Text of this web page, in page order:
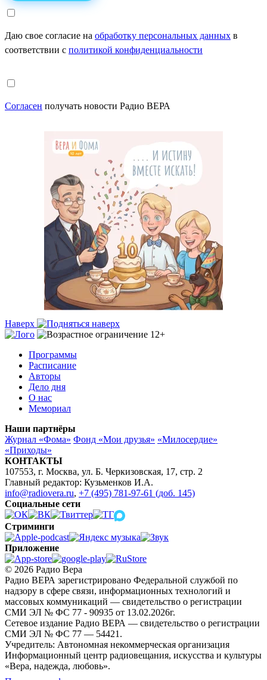
Даю свое согласие на обработку персональных данных в
соответствии с политикой конфиденциальности
Согласен получать новости Радио ВЕРА
Наверх
Программы
Расписание
Авторы
Дело дня
О нас
Мемориал
Наши партнёры
Журнал «Фома» Фонд «Мои друзья» «Милосердие»
«Приходы»
КОНТАКТЫ
107553, г. Москва, ул. Б. Черкизовская, 17, стр. 2
Главный редактор: Кузьменков И.А.
info@radiovera.ru, +7 (495) 781-97-61 (доб. 145)
Социальные сети
Стриминги
Приложение
© 2026 Радио Вера
Радио ВЕРА зарегистрировано Федеральной службой по
надзору в сфере связи, информационных технологий и
массовых коммуникаций — свидетельство о регистрации
СМИ ЭЛ № ФС 77 - 90935 от 13.02.2026г.
Сетевое издание Радио ВЕРА — свидетельство о регистрации
СМИ ЭЛ № ФС 77 — 54421.
Учредитель: Автономная некоммерческая организация
Информационный центр радиовещания, искусства и культуры
«Вера, надежда, любовь».